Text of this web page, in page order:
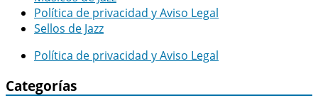
Política de privacidad y Aviso Legal
Sellos de Jazz
Política de privacidad y Aviso Legal
Categorías